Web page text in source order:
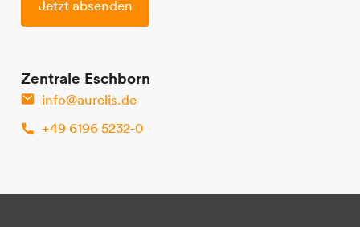
Zentrale Eschborn
info@aurelis.de
+49 6196 5232-0